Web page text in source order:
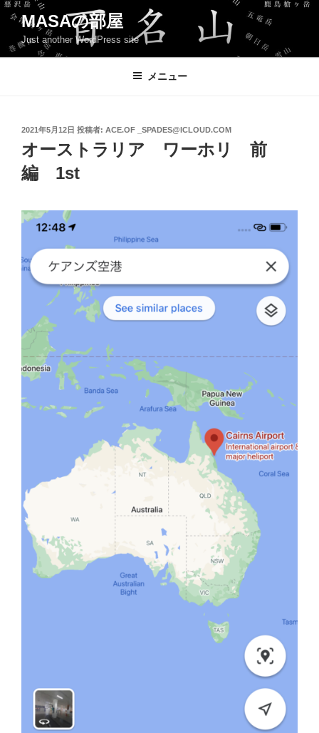
コ
ン
MASAの部屋
Just another WordPress site
メニュー
投
日:
2021年5月12日 投稿者: ACE.OF _SPADES@ICLOUD.COM
オーストラリア ワーホリ 前
編 1st